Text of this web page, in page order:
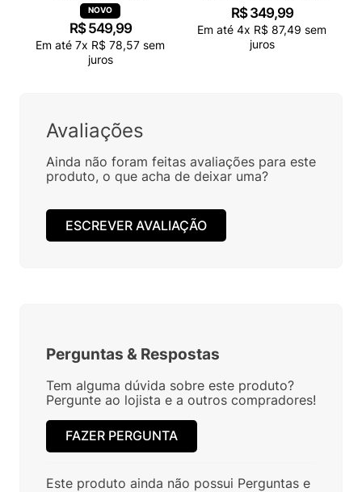
R$ 549,99
Em até 7x R$ 78,57 sem
juros
VN000D6GGR4
R$ 349,99
Em até 4x R$ 87,49 sem
juros
Avaliações
Ainda não foram feitas avaliações para este
produto, o que acha de deixar uma?
ESCREVER AVALIAÇÃO
Perguntas & Respostas
Tem alguma dúvida sobre este produto?
Pergunte ao lojista e a outros compradores!
FAZER PERGUNTA
Este produto ainda não possui Perguntas e